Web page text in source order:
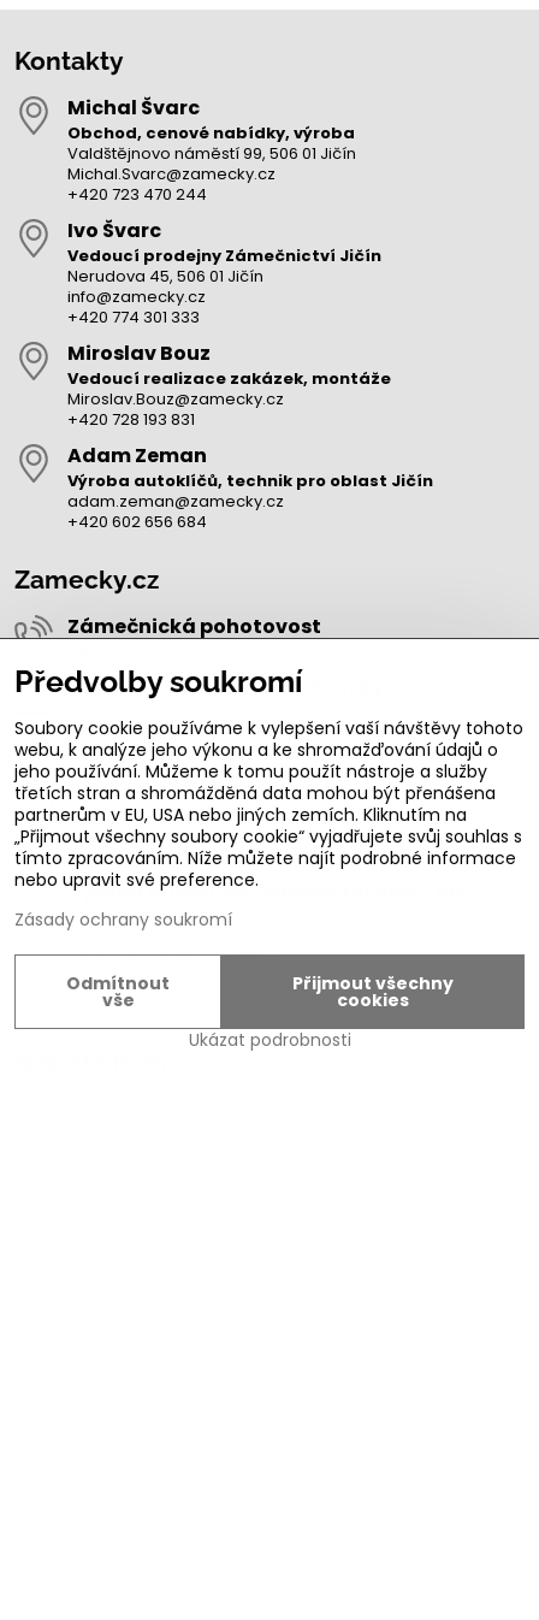
Kontakty
Michal Švarc
Obchod, cenové nabídky, výroba
Valdštějnovo náměstí 99, 506 01 Jičín
Michal.Svarc@zamecky.cz
+420 723 470 244
Ivo Švarc
Vedoucí prodejny Zámečnictví Jičín
Nerudova 45, 506 01 Jičín
info@zamecky.cz
+420 774 301 333
Miroslav Bouz
Vedoucí realizace zakázek, montáže
Miroslav.Bouz@zamecky.cz
+420 728 193 831
Adam Zeman
Výroba autoklíčů, technik pro oblast Jičín
adam.zeman@zamecky.cz
+420 602 656 684
Zamecky.cz
Zámečnická pohotovost
Cenové kalkulace, objednávky
michal.svarc@zamecky.cz
+420 723 470 244
Obchod Jičín, Nerudova 45
Ivo Švarc
+420 774 301 333
info@zamecky.cz
Výroba Autoklíčů, servisní technik FAB
Adam Zeman
+420 602 656 684
adam.zeman@zamecky.cz
Zamecky.cz/
Předvolby soukromí
Soubory cookie používáme k vylepšení vaší návštěvy tohoto
webu, k analýze jeho výkonu a ke shromažďování údajů o
jeho používání. Můžeme k tomu použít nástroje a služby
třetích stran a shromážděná data mohou být přenášena
partnerům v EU, USA nebo jiných zemích. Kliknutím na
„Přijmout všechny soubory cookie“ vyjadřujete svůj souhlas s
tímto zpracováním. Níže můžete najít podrobné informace
nebo upravit své preference.
Zásady ochrany soukromí
Ukázat podrobnosti
Přijmout všechny
cookies
Odmítnout
vše